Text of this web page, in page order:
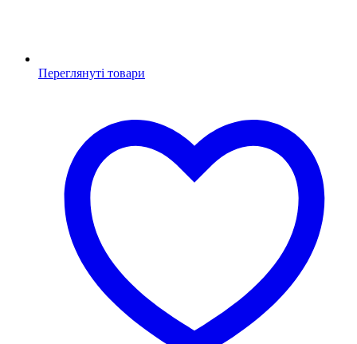
Переглянуті товари